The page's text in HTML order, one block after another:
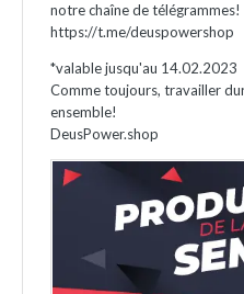
notre chaîne de télégrammes!
https://t.me/deuspowershop
*valable jusqu'au 14.02.2023
Comme toujours, travailler
ensemble!
DeusPower.shop